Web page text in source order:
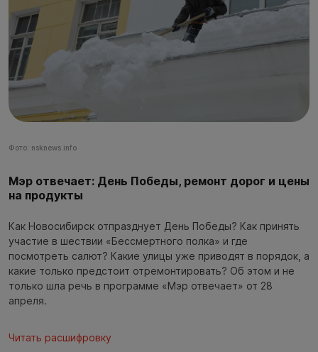
Фото: nsknews.info
Мэр отвечает: День Победы, ремонт дорог и цены
на продукты
Как Новосибирск отпразднует День Победы? Как принять
участие в шествии «Бессмертного полка» и где
посмотреть салют? Какие улицы уже приводят в порядок, а
какие только предстоит отремонтировать? Об этом и не
только шла речь в программе «Мэр отвечает» от 28
апреля.
Читать расшифровку